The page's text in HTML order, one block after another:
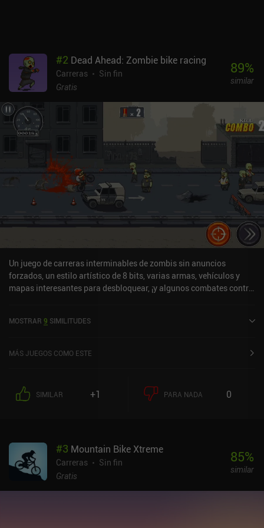
#2 Dead Ahead: Zombie bike racing
Carreras
Sin fin
Gratis
89%
similar
Un juego de carreras interminables de zombis sin anuncios
forzados, un estilo artístico de 8 bits, varias armas, vehículos y
mapas interesantes para desbloquear, ¡y algunos combates contra
iAP para comprar oro también. Uno de mis endless runners de
MOSTRAR 9 SIMILITUDES
MÁS JUEGOS COMO ESTE
SIMILAR +1 PARA NADA 0
#3 Mountain Bike Xtreme
Carreras
Sin fin
Gratis
85%
similar